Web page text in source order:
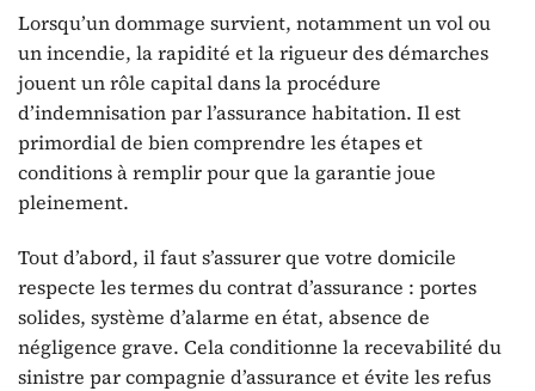
Lorsqu’un dommage survient, notamment un vol ou
un incendie, la rapidité et la rigueur des démarches
jouent un rôle capital dans la procédure
d’indemnisation par l’assurance habitation. Il est
primordial de bien comprendre les étapes et
conditions à remplir pour que la garantie joue
pleinement.
Tout d’abord, il faut s’assurer que votre domicile
respecte les termes du contrat d’assurance : portes
solides, système d’alarme en état, absence de
négligence grave. Cela conditionne la recevabilité du
sinistre par compagnie d’assurance et évite les refus